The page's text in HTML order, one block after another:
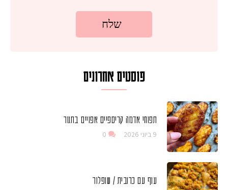
פוסטים אחרונים
תפוחי אדמה קריספיים אפויים בתנור
9 ביוני 2026 0
עוף עם כרובית / שופלור